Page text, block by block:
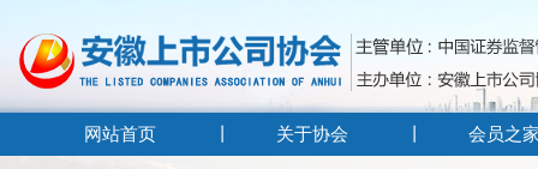
网站首页 关于协会 会员之